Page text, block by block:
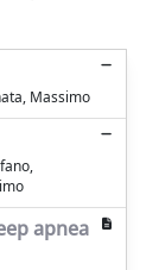
Massimo
apnea